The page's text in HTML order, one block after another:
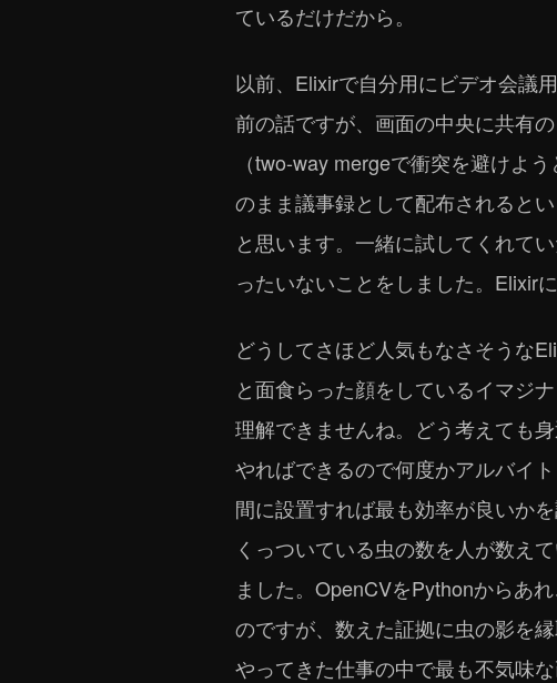
ているだけだから。
以前、Elixirで自分用にビデオ会議
前の話ですが、画面の中央に共有
（two-way mergeで衝突を避けよ
のまま議事録として配布されると
と思います。一緒に試してくれて
ったいないことをしました。Elixir
どうしてさほど人気もなさそうな
と面食らった顔をしているイマジ
理解できませんね。どう考えても
やればできるので何度かアルバイ
間に設置すれば最も効率が良いか
くっついている虫の数を人が数え
ました。OpenCVをPythonからあ
のですが、数えた証拠に虫の影を
やってきた仕事の中で最も不気味